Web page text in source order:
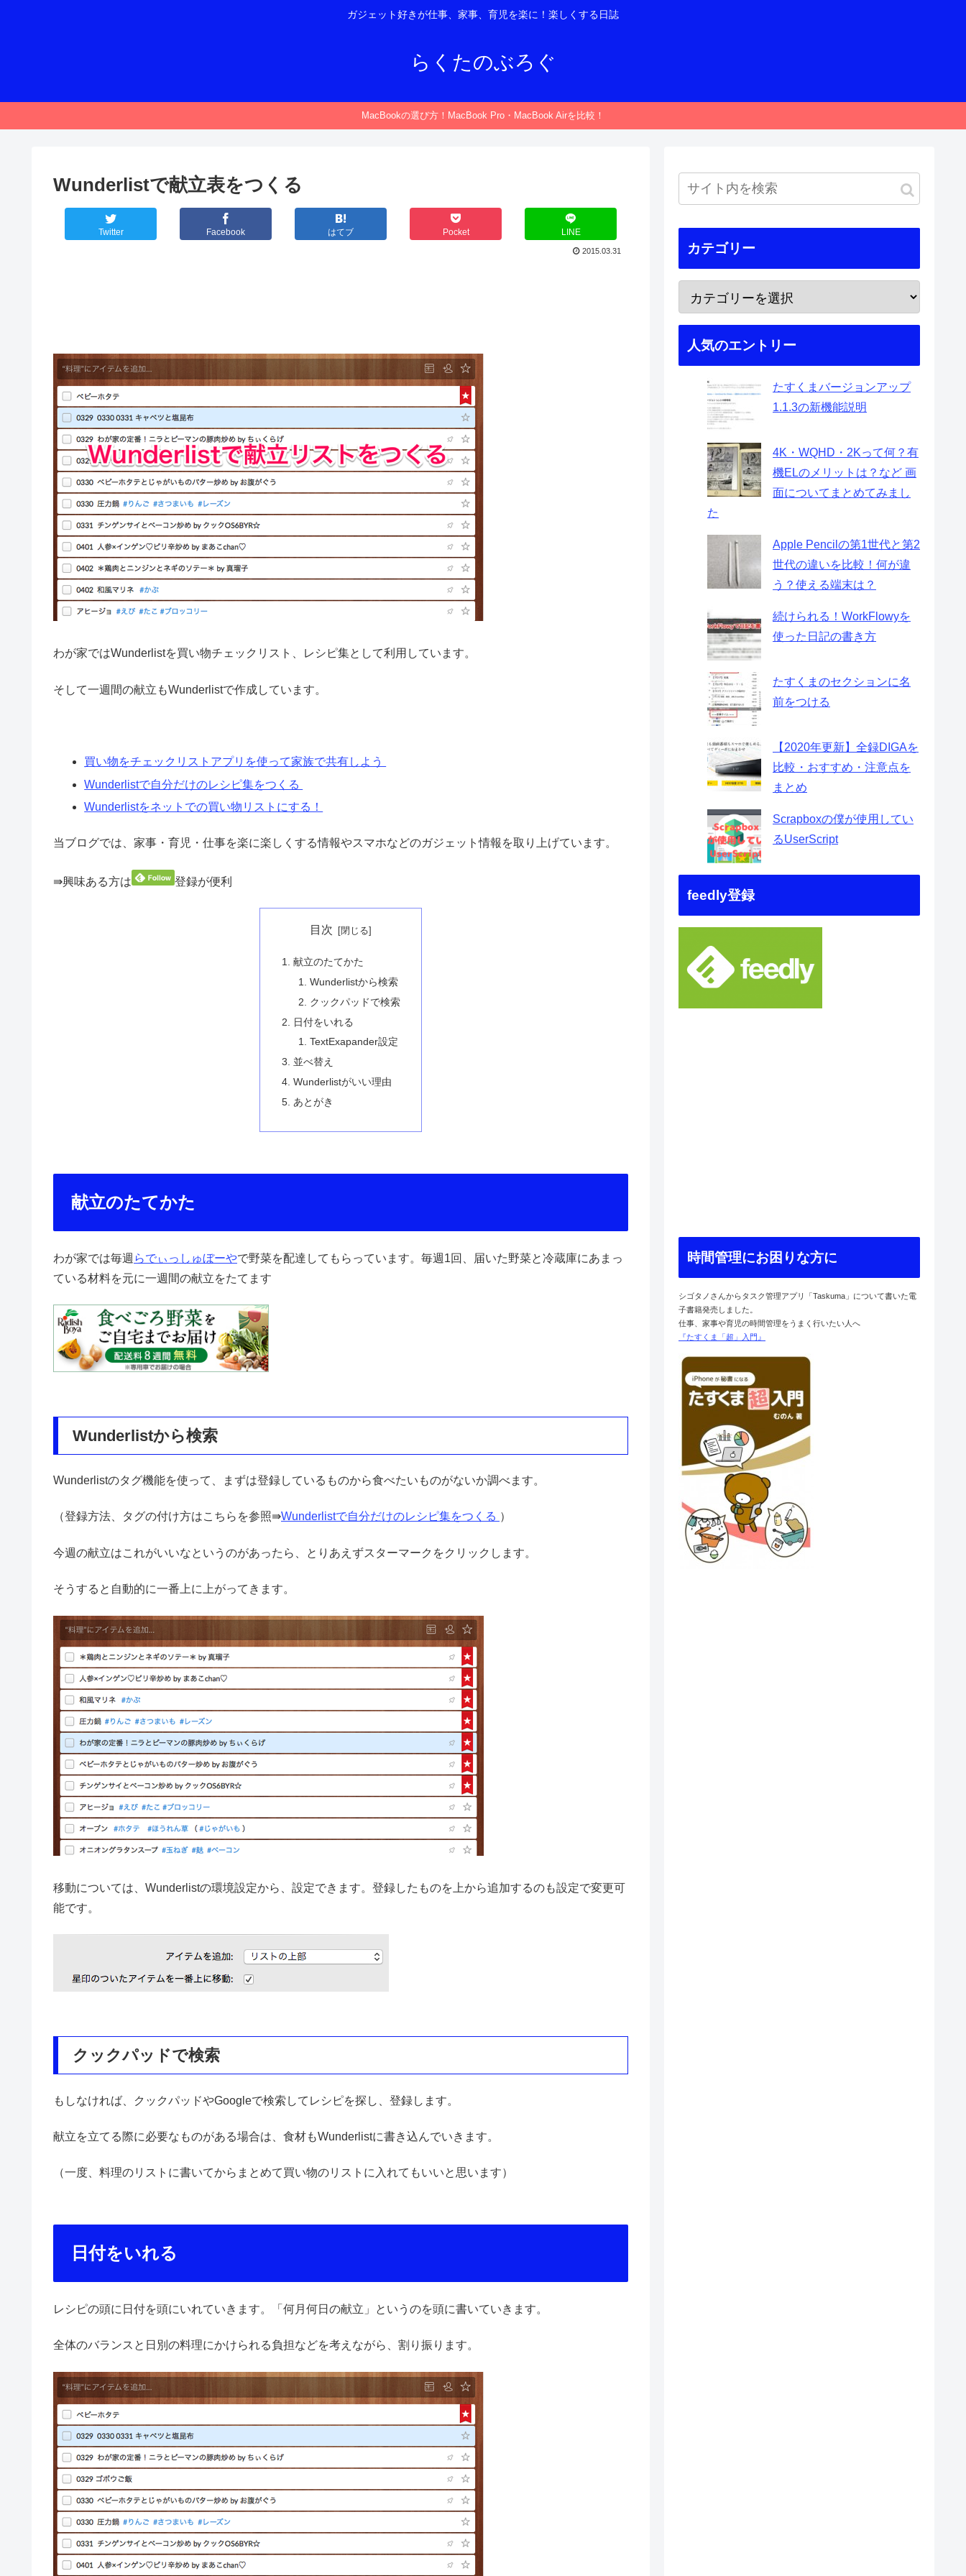
ガジェット好きが仕事、家事、育児を楽に！楽しくする日誌
らくたのぶろぐ
MacBookの選び方！MacBook Pro・MacBook Airを比較！
Wunderlistで献立表をつくる
Twitter Facebook はてブ Pocket LINE
2015.03.31
わが家ではWunderlistを買い物チェックリスト、レシピ集として利用しています。
そして一週間の献立もWunderlistで作成しています。
買い物をチェックリストアプリを使って家族で共有しよう
Wunderlistで自分だけのレシピ集をつくる
Wunderlistをネットでの買い物リストにする！
当ブログでは、家事・育児・仕事を楽に楽しくする情報やスマホなどのガジェット情報を取り上げています。
⇛興味ある方は 登録が便利
目次
献立のたてかた
Wunderlistから検索
クックパッドで検索
日付をいれる
TextExapander設定
並べ替え
Wunderlistがいい理由
あとがき
献立のたてかた
わが家では毎週 らでぃっしゅぼーやで野菜を配達してもらっています。毎週1回、届いた野菜と冷蔵庫にあまっ
ている材料を元に一週間の献立をたてます
Wunderlistから検索
Wunderlistのタグ機能を使って、まずは登録しているものから食べたいものがないか調べます。
（登録方法、タグの付け方はこちらを参照⇛Wunderlistで自分だけのレシピ集をつくる ）
今週の献立はこれがいいなというのがあったら、とりあえずスターマークをクリックします。
そうすると自動的に一番上に上がってきます。
移動については、Wunderlistの環境設定から、設定できます。登録したものを上から追加するのも設定で変更可
能です。
クックパッドで検索
もしなければ、クックパッドやGoogleで検索してレシピを探し、登録します。
献立を立てる際に必要なものがある場合は、食材もWunderlistに書き込んでいきます。
（一度、料理のリストに書いてからまとめて買い物のリストに入れてもいいと思います）
日付をいれる
レシピの頭に日付を頭にいれていきます。「何月何日の献立」というのを頭に書いていきます。
全体のバランスと日別の料理にかけられる負担などを考えながら、割り振ります。
カテゴリー
人気のエントリー
たすくまバージョンアップ
1.1.3の新機能説明
4K・WQHD・2Kって何？有
機ELのメリットは？など 画
面についてまとめてみまし
た
Apple Pencilの第1世代と第2
世代の違いを比較！何が違
う？使える端末は？
続けられる！WorkFlowyを
使った日記の書き方
たすくまのセクションに名
前をつける
【2020年更新】全録DIGAを
比較・おすすめ・注意点を
まとめ
Scrapboxの僕が使用してい
るUserScript
feedly登録
時間管理にお困りな方に
シゴタノさんからタスク管理アプリ「Taskuma」について書いた電
子書籍発売しました。
仕事、家事や育児の時間管理をうまく行いたい人へ
『たすくま「超」入門』